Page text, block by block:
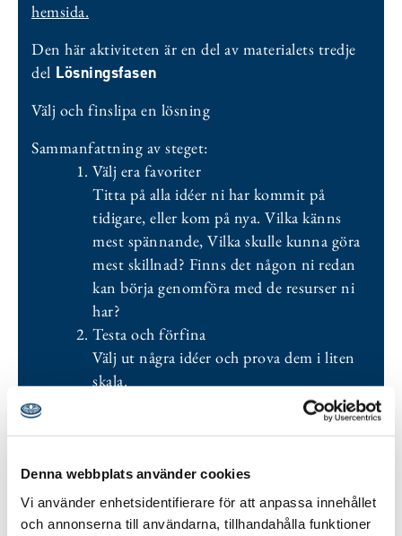
Denna webbplats använder cookies
Vi använder enhetsidentifierare för att anpassa innehållet
och annonserna till användarna, tillhandahålla funktioner
hemsida.
Den här aktiviteten är en del av materialets tredje
del Lösningsfasen
Välj och finslipa en lösning
Sammanfattning av steget:
Välj era favoriter
Titta på alla idéer ni har kommit på
tidigare, eller kom på nya. Vilka känns
mest spännande, Vilka skulle kunna göra
mest skillnad? Finns det någon ni redan
kan börja genomföra med de resurser ni
har?
Testa och förfina
Välj ut några idéer och prova dem i liten
skala.
Tänk större – vad mer påverkas?
Titta på er idé ur ett bredare perspektiv.
Nu är det dags att bestämma sig för en idé
att genomföra.